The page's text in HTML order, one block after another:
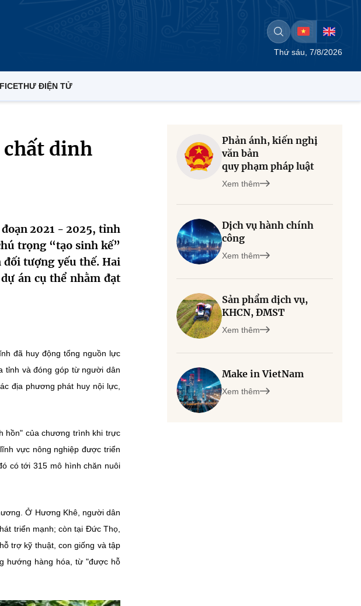
Thứ sáu, 7/8/2026
THƯ ĐIỆN TỬ
dinh
2021 - 2025, tỉnh
trọng “tạo sinh kế”
đối tượng yếu thế. Hai
án cụ thể nhằm đạt
đã huy động tổng nguồn lực
tỉnh và đóng góp từ người dân
địa phương phát huy nội lực,
hồn" của chương trình khi trực
vực nông nghiệp được triển
có tới 315 mô hình chăn nuôi
Ở Hương Khê, người dân
triển mạnh; còn tại Đức Thọ,
trợ kỹ thuật, con giống và tập
hướng hàng hóa, từ "được hỗ
Phản ánh, kiến nghị
văn bản
quy phạm pháp luật
Xem thêm
Dịch vụ hành chính
công
Xem thêm
Sản phẩm dịch vụ,
KHCN, ĐMST
Xem thêm
Make in VietNam
Xem thêm